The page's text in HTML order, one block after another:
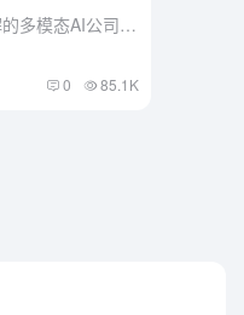
综合介绍 Twelve Labs是一家专注于视频理解的多模态AI公司，致力于通过先进的AI技术帮助用户理解和处理大量视频内容。其核心技术包括视频搜索、生成和嵌入，能够从视频中提取关键特征，如动作、对象...
0 85.1K